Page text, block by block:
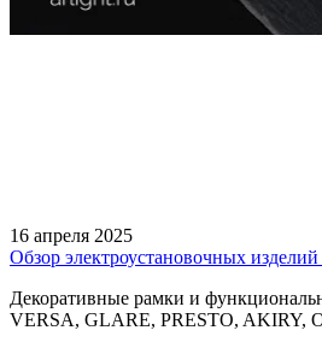
16 апреля 2025
Обзор электроустановочных
Декоративные рамки и
VERSA, GLARE, PRESTO, AKIRY,